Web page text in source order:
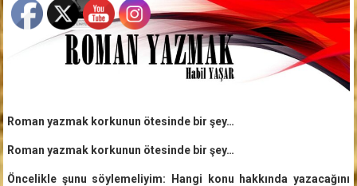
Roman yazmak korkunun ötesinde bir şey…
Roman yazmak korkunun ötesinde bir şey…
Öncelikle şunu söylemeliyim: Hangi konu hakkında yazacağını